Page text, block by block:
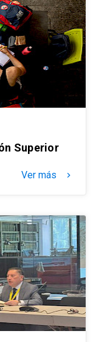
Superior
Ver más keyboard_arrow_right